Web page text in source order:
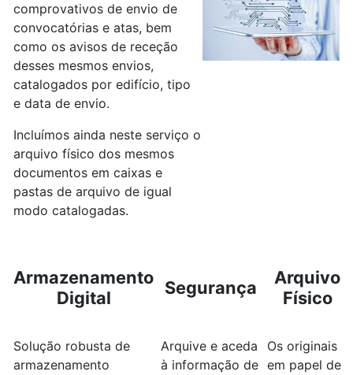
comprovativos de envio de
convocatórias e atas, bem
como os avisos de receção
desses mesmos envios,
catalogados por edifício, tipo
e data de envio.
Incluímos ainda neste serviço o
arquivo físico dos mesmos
documentos em caixas e
pastas de arquivo de igual
modo catalogadas.
Armazenamento
Digital
Segurança
Arquivo
Físico
Solução robusta de
armazenamento
Arquive e aceda
à informação de
Os originais
em papel de